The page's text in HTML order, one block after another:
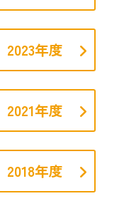
2023年度
2021年度
2018年度